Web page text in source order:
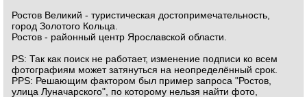
Ростов Великий - туристическая достопримечательность,
город Золотого Кольца.
Ростов - районный центр Ярославской области.
PS: Так как поиск не работает, изменение подписи ко всем
фотографиям может затянуться на неопределённый срок.
PPS: Решающим фактором был пример запроса "Ростов,
улица Луначарского", по которому нельзя найти фото,